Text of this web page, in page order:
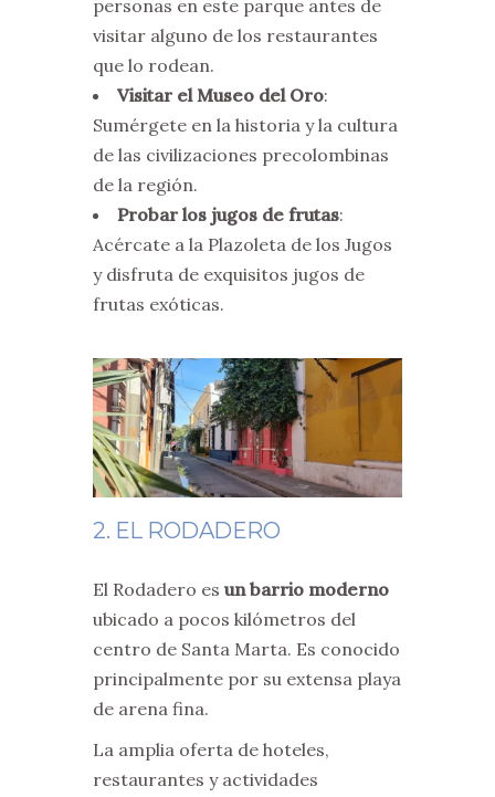
personas en este parque antes de
visitar alguno de los restaurantes
que lo rodean.
Visitar el Museo del Oro:
Sumérgete en la historia y la cultura
de las civilizaciones precolombinas
de la región.
Probar los jugos de frutas:
Acércate a la Plazoleta de los Jugos
y disfruta de exquisitos jugos de
frutas exóticas.
2. EL RODADERO
El Rodadero es un barrio moderno
ubicado a pocos kilómetros del
centro de Santa Marta. Es conocido
principalmente por su extensa playa
de arena fina.
La amplia oferta de hoteles,
restaurantes y actividades